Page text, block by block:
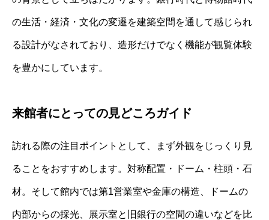
の生活・経済・文化の変遷を建築空間を通して感じられ
る設計がなされており、造形だけでなく機能が観覧体験
を豊かにしています。
来館者にとっての見どころガイド
訪れる際の注目ポイントとして、まず外観をじっくり見
ることをおすすめします。対称配置・ドーム・柱頭・石
材。そして館内では第1営業室や金庫の構造、ドームの
内部からの採光、展示室と旧銀行の空間の違いなどを比